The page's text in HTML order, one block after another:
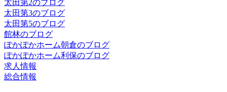
太田第2のブログ
太田第3のブログ
太田第5のブログ
館林のブログ
ぽかぽかホーム朝倉のブログ
ぽかぽかホーム利保のブログ
求人情報
総合情報